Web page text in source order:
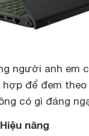
người anh em
hợp để đem
có gì đáng
năng